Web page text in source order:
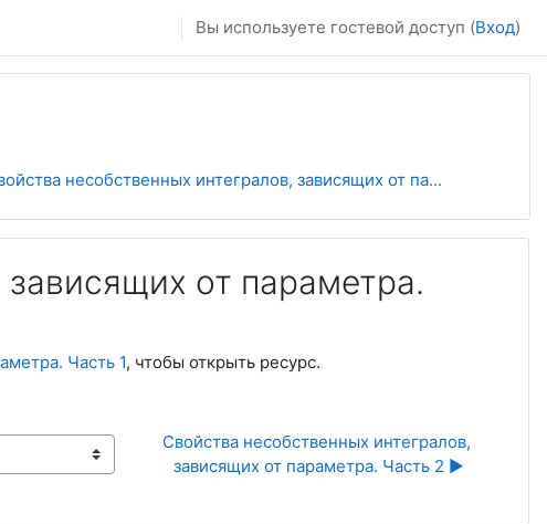
Вы используете гостевой доступ (Вход)
несобственных интегралов, зависящих от па...
от параметра.
Часть 1, чтобы открыть ресурс.
Свойства несобственных интегралов,
зависящих от параметра. Часть 2 ▶︎